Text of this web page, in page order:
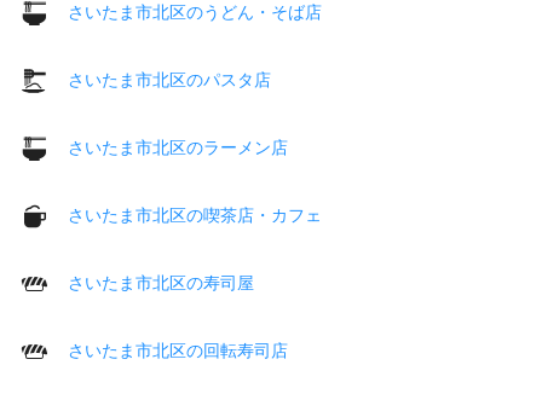
さいたま市北区のうどん・そば店
さいたま市北区のパスタ店
さいたま市北区のラーメン店
さいたま市北区の喫茶店・カフェ
さいたま市北区の寿司屋
さいたま市北区の回転寿司店